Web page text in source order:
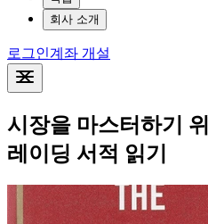
회사 소개
로그인계좌 개설
시장을 마스터하기
레이딩 서적 읽기